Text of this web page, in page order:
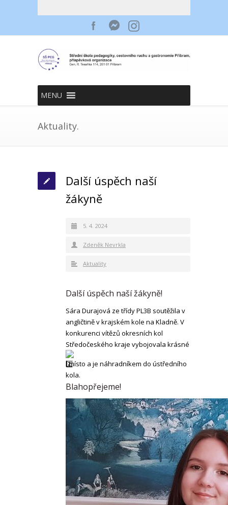
MENU
Aktuality.
Další úspěch naší
žákyně
5. 4. 2024
Zdeněk Nevrkla
Aktuality
Další úspěch naší žákyně!
Sára Durajová ze třídy PL3B soutěžila v
angličtině v krajském kole na Kladně. V
konkurenci vítězů okresních kol
Středočeského kraje vybojovala krásné
. místo a je náhradníkem do ústředního
kola.
Blahopřejeme!